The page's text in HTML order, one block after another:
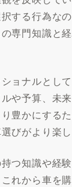
する行為な
専門知識と
ョナルとし
や予算、未
豊かにする
びがより楽
つ知識や経
れから車を